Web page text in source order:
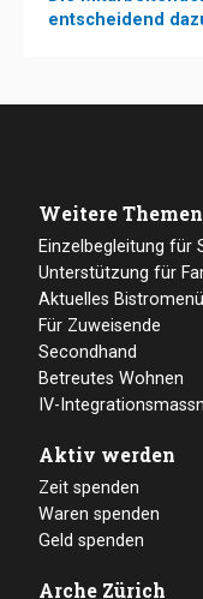
entscheidend
Weitere Themen
Einzelbegleitung für
Unterstützung für
Aktuelles Bistromenü
Für Zuweisende
Secondhand
Betreutes Wohnen
IV-
Aktiv werden
Zeit spenden
Waren spenden
Geld spenden
Arche Zürich